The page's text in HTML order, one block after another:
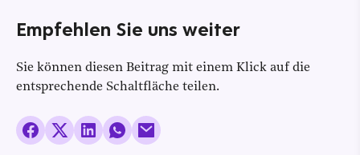
Empfehlen Sie uns weiter
Sie können diesen Beitrag mit einem Klick auf die
entsprechende Schaltfläche teilen.